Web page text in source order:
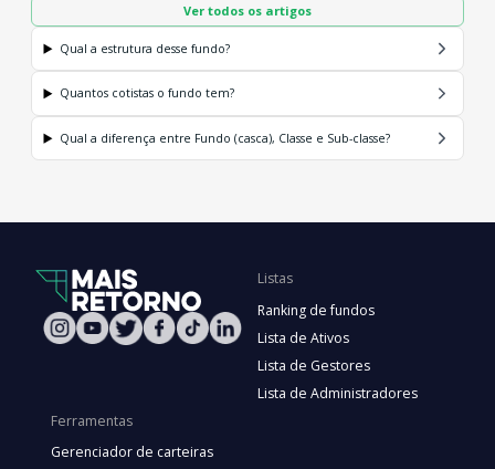
Ver todos os artigos
Qual a estrutura desse fundo?
Quantos cotistas o fundo tem?
Qual a diferença entre Fundo (casca), Classe e Sub-classe?
Listas
Ranking de fundos
Lista de Ativos
Lista de Gestores
Lista de Administradores
Ferramentas
Gerenciador de carteiras